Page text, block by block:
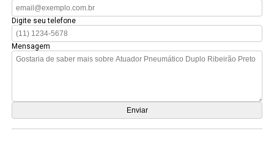
Digite seu telefone
Mensagem